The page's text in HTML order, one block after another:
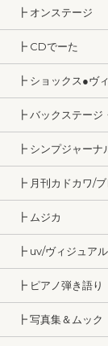
┣ オンステージ
┣ CDでーた
┣ ショックス●ヴ
┣ バックステージ
┣ シンプジャーナ
┣ 月刊カドカワ/ブ
┣ ムジカ
┣ uv/ヴィジュア
┣ ピアノ弾き語り
┣ 写真集＆ムック